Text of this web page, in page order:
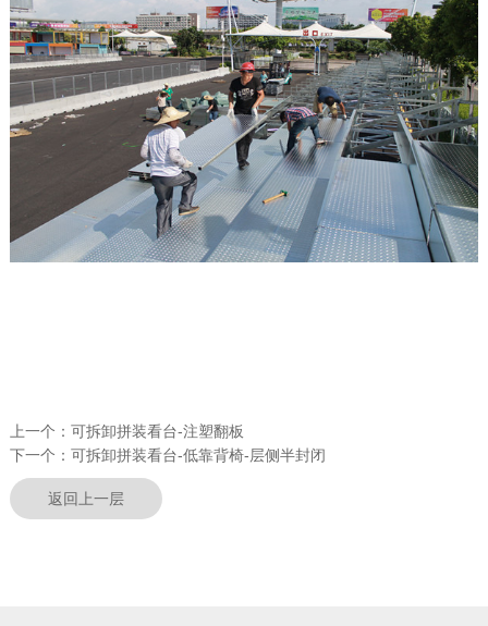
上一个： 可拆卸拼装看台-注塑翻板
下一个： 可拆卸拼装看台-低靠背椅-层侧半封闭
返回上一层